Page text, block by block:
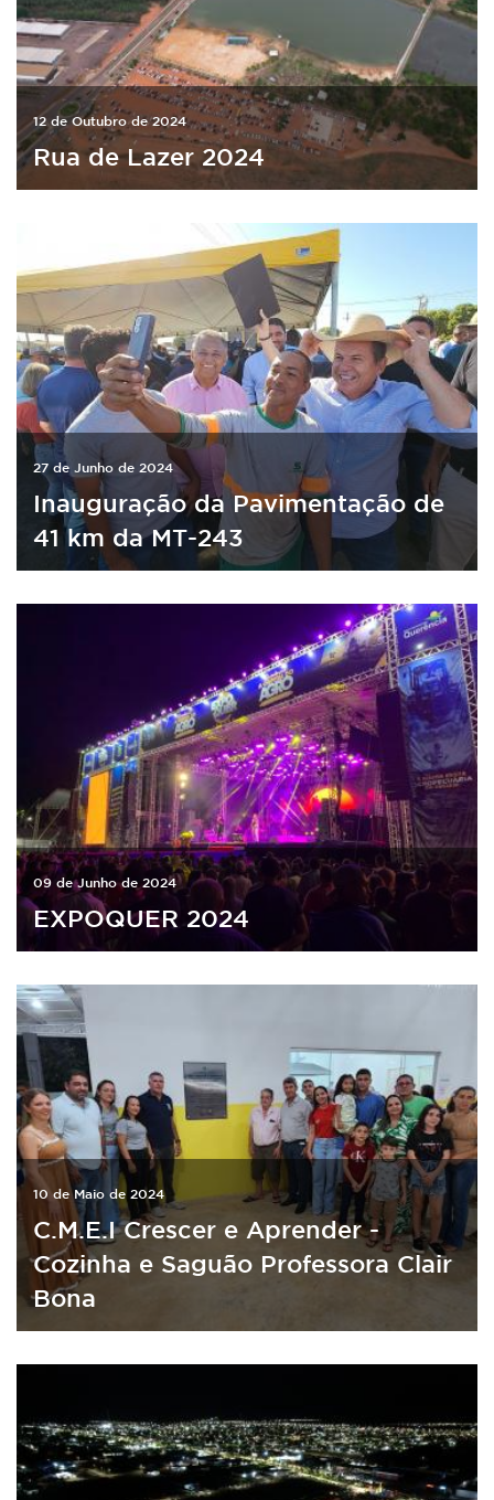
12 de Outubro de 2024
Rua de Lazer 2024
27 de Junho de 2024
Inauguração da Pavimentação de
41 km da MT-243
09 de Junho de 2024
EXPOQUER 2024
10 de Maio de 2024
C.M.E.I Crescer e Aprender -
Cozinha e Saguão Professora Clair
Bona